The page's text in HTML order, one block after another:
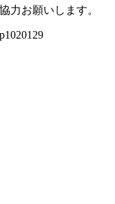
力お願いします。